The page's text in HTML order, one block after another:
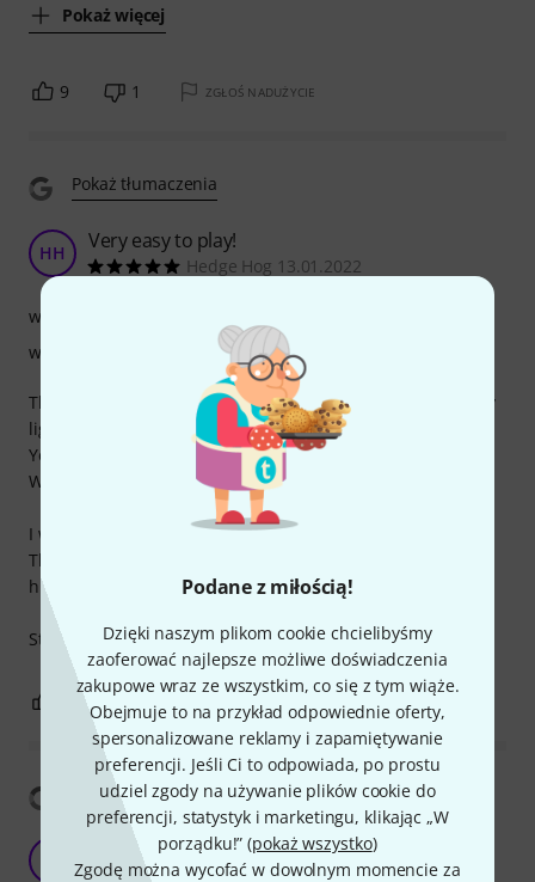
Podane z miłością!
Dzięki naszym plikom cookie chcielibyśmy
zaoferować najlepsze możliwe doświadczenia
zakupowe wraz ze wszystkim, co się z tym wiąże.
Obejmuje to na przykład odpowiednie oferty,
spersonalizowane reklamy i zapamiętywanie
preferencji. Jeśli Ci to odpowiada, po prostu
udziel zgody na używanie plików cookie do
preferencji, statystyk i marketingu, klikając „W
porządku!” (pokaż wszystko)
Zgodę można wycofać w dowolnym momencie za
Pokaż więcej
9 1 ZGŁOŚ NADUŻYCIE
Pokaż tłumaczenia
HH Very easy to play!
Hedge Hog 13.01.2022
These Pedals have very little recoil, making them extremely
light feeling & easy to play.
Yet, they are strong & very well constructed.
Well worth the money.
I wish they'd come with a tougher case though.
The pedal bag they come with is far too flimsy for such
high-end pedals.
Still, I'm a very happy customer
wykończenie
właściwości
ZGŁOŚ NADUŻYCIE
Pokaż tłumaczenia
Gauner666 06.10.2018